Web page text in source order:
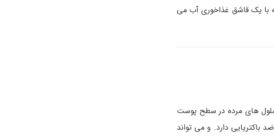
غدد چربی شود. مخلوط کردن 1 قاشق غذاخوری نوشابه با یک قاشق غذاخوری آب می
سلول های مرده در سطح پوست
دارد. و می تواند